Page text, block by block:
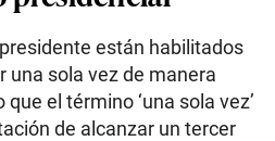
están habilitados
una sola vez de manera
el término ‘una sola vez’
de alcanzar un tercer